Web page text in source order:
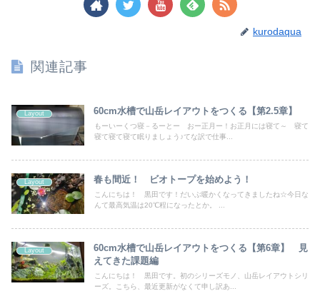
kurodaqua
関連記事
Layout 60cm水槽で山岳レイアウトをつくる【第2.5章】
もーいーくつ寝－るーとー おー正月ー！お正月には寝て～ 寝て
寝て寝て寝て眠りましょう♪てな訳で仕事...
Layout 春も間近！ ビオトープを始めよう！
こんにちは！ 黒田です！だいぶ暖かくなってきましたね☆今日な
んて最高気温は20℃程になったとか。 ...
Layout
60cm水槽で山岳レイアウトをつくる【第6章】 見
えてきた課題編
こんにちは！ 黒田です。初のシリーズモノ、山岳レイアウトシリ
ーズ。こちら、最近更新がなくて申し訳あ...